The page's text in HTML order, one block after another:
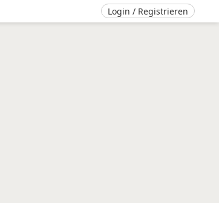
Login / Registrieren